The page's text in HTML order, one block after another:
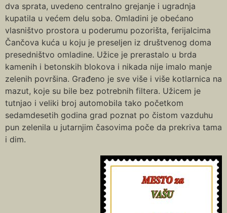
dva sprata, uvedeno centralno grejanje i ugradnja
kupatila u većem delu soba. Omladini je obećano
vlasništvo prostora u poderumu pozorišta, ferijalcima
Čančova kuća u koju je preseljen iz društvenog doma
presedništvo omladine. Užice je prerastalo u brda
kamenih i betonskih blokova i nikada nije imalo manje
zelenih površina. Građeno je sve više i više kotlarnica na
mazut, koje su bile bez potrebnih filtera. Užicem je
tutnjao i veliki broj automobila tako početkom
sedamdesetih godina grad poznat po čistom vazduhu
pun zelenila u jutarnjim časovima poče da prekriva tama
i dim.